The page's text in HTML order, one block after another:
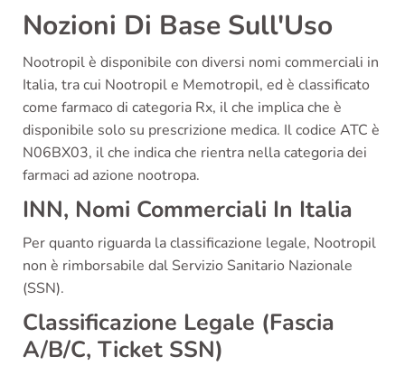
Nozioni Di Base Sull'Uso
Nootropil è disponibile con diversi nomi commerciali in
Italia, tra cui Nootropil e Memotropil, ed è classificato
come farmaco di categoria Rx, il che implica che è
disponibile solo su prescrizione medica. Il codice ATC è
N06BX03, il che indica che rientra nella categoria dei
farmaci ad azione nootropa.
INN, Nomi Commerciali In Italia
Per quanto riguarda la classificazione legale, Nootropil
non è rimborsabile dal Servizio Sanitario Nazionale
(SSN).
Classificazione Legale (Fascia
A/B/C, Ticket SSN)